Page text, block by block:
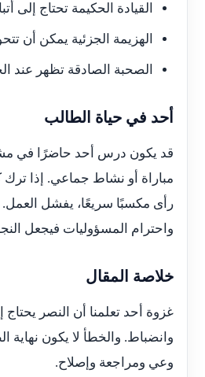
القيادة الحكيمة تحتاج إلى
الهزيمة الجزئية يمكن أن
الصحبة الصادقة تظهر عند
أحد في حياة الطالب
قد يكون درس أحد حاضرًا في
مباراة أو نشاط جماعي. إذا
رأى مكسبًا سريعًا، يفشل العمل.
واحترام المسؤوليات فيجعل
خلاصة المقال
غزوة أحد تعلمنا أن النصر
وانضباط. والخطأ لا يكون نهاية
وعي ومراجعة وإصلاح.